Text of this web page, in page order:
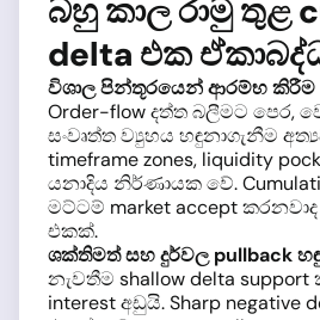
බහු කාල රාමු තුළ
delta එක
විශාල පින්තූරයෙන් ආරම්භ කිරීම
Order-flow දත්ත බලීමට පෙර,
සංවෘත්ත ව්‍යුහය හඳුනාගැනීම
timeframe zones, liquidity
යනාදිය නිර්ණායක වේ.
මට්ටම් market accept
එකක්.
ශක්තිමත් සහ දුර්වල pullback
නැවතීම shallow delta
interest අඩුයි. Sharp negative